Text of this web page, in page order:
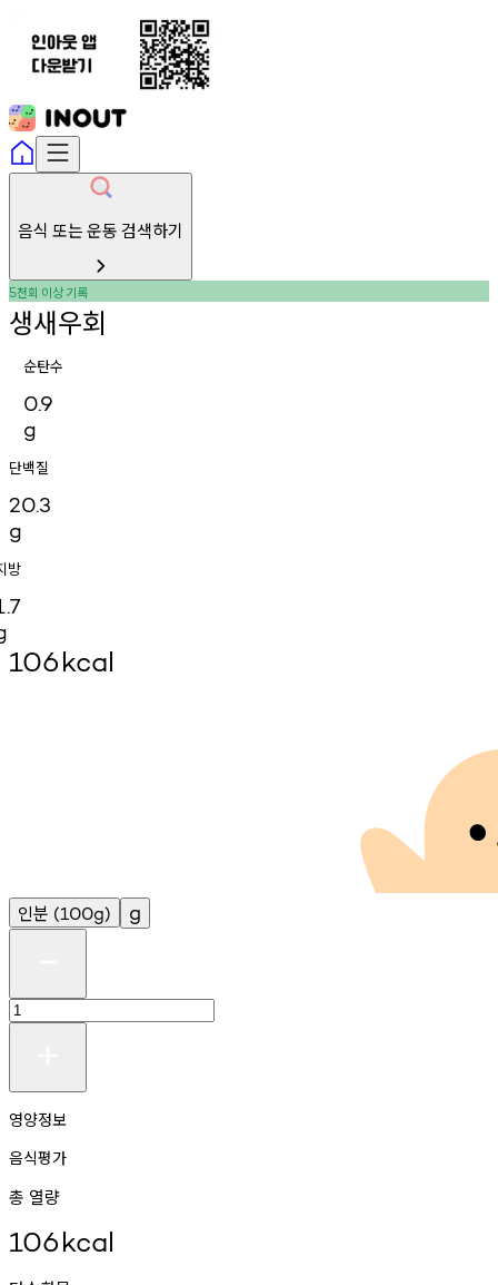
음식 또는 운동 검색하기
5천회 이상기록
생새우회
순탄수
0.9
g
단백질
20.3
g
방
106kcal
인분 (100g) g
영양정보
음식평가
총 열량
106kcal